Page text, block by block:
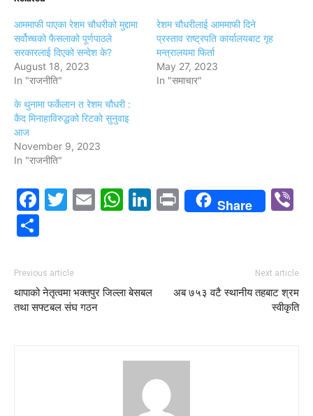
आममाफी पाएका रेशम चौधरीको मुद्दामा
सर्वोच्चको फैसलाको पूर्णपाठले
सरकारलाई दिएको सन्देश के?
August 18, 2023
In "राजनीति"
रेशम चौधरीलाई आममाफी दिने
प्रस्ताव राष्ट्रपति कार्यालयबाट गृह
मन्त्रालयमा फिर्ता
May 27, 2023
In "समाचार"
के थुनामा फर्केलान त रेशम चौधरी :
कैद मिनाहाविरुद्धको रिटको सुनुवाइ
आज
November 9, 2023
In "राजनीति"
Facebook
Twitter
EmailWhatsApp
LinkedIn
PrintShare
Previous article
थापाको नेतृत्वमा भक्तपुर जिल्ला बेसबल
तथा सफ्टबल संघ गठन
Next article
अब ७५३ वटै स्थानीय तहबाट श्रम
स्वीकृति